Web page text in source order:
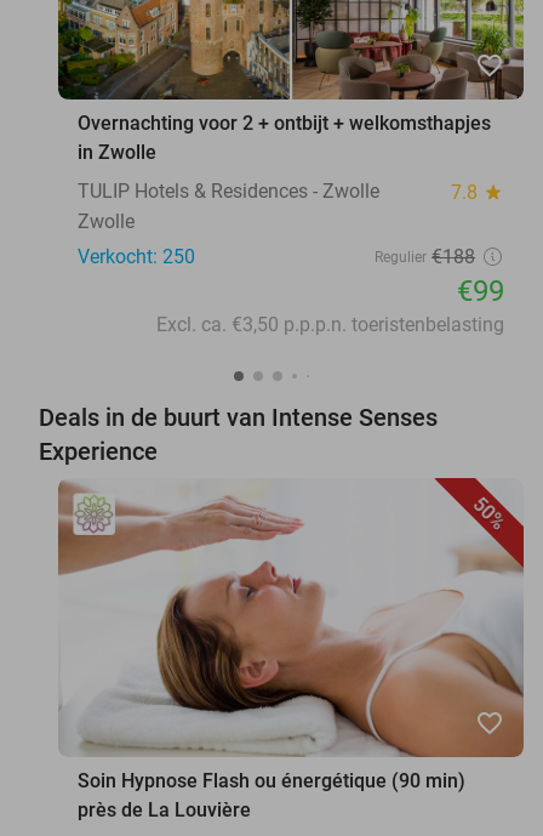
favorite_border
Overnachting voor 2 + ontbijt + welkomsthapjes
in Zwolle
TULIP Hotels & Residences - Zwolle
7.8 star
Zwolle
Verkocht: 250
Regulier €188
€99
Excl. ca. €3,50 p.p.p.n. toeristenbelasting
Deals in de buurt van Intense Senses
Experience
50%
favorite_border
Soin Hypnose Flash ou énergétique (90 min)
près de La Louvière